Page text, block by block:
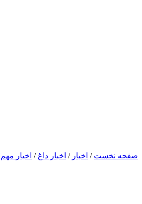
صفحه نخست / اخبار / اخبار داغ / اخیار مهم